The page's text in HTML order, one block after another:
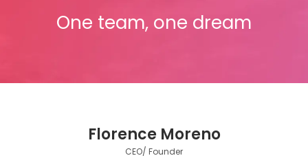
One team, one dream
Florence Moreno
CEO/ Founder